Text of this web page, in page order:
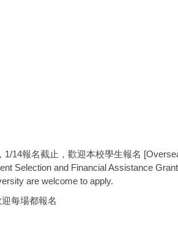
1/14報名截止，歡迎本校學生報名
Selection and Financial Assistance Grant
are welcome to apply.
每場都報名